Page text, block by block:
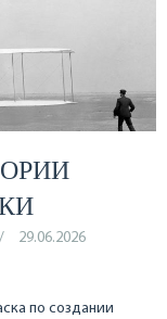
29.06.2026
по создании